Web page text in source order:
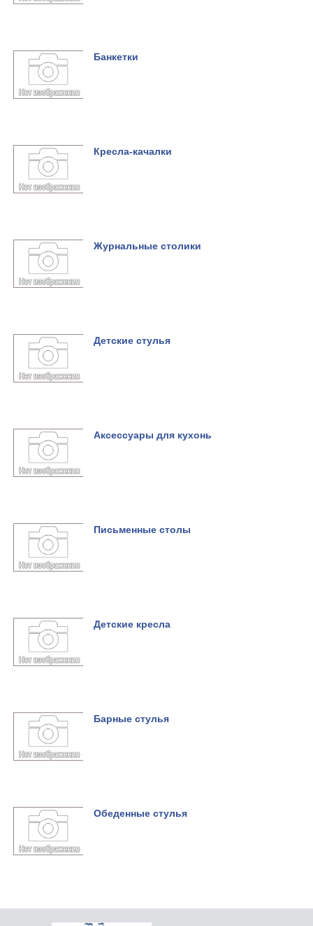
Банкетки
Кресла-качалки
Журнальные столики
Детские стулья
Аксессуары для кухонь
Письменные столы
Детские кресла
Барные стулья
Обеденные стулья